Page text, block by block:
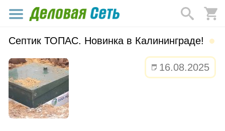
Септик ТОПАС. Новинка в Калининграде!
16.08.2025